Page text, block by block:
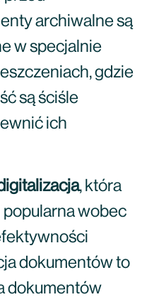
archiwalne są
w specjalnie
gdzie
są ściśle
ich
, która
popularna wobec
dokumentów to
dokumentów